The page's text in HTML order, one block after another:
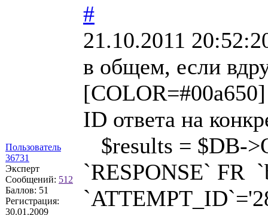
Пользователь
36731
Эксперт
Сообщений: 512
Баллов: 51
Регистрация:
30.01.2009
#
21.10.2011
в общем, если
[COLOR=#00a650]
ID ответа на
$results = $DB-
`RESPONSE` FR